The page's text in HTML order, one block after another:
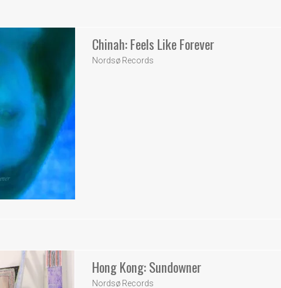
Chinah: Feels Like Forever
Nordsø Records
Hong Kong: Sundowner
Nordsø Records